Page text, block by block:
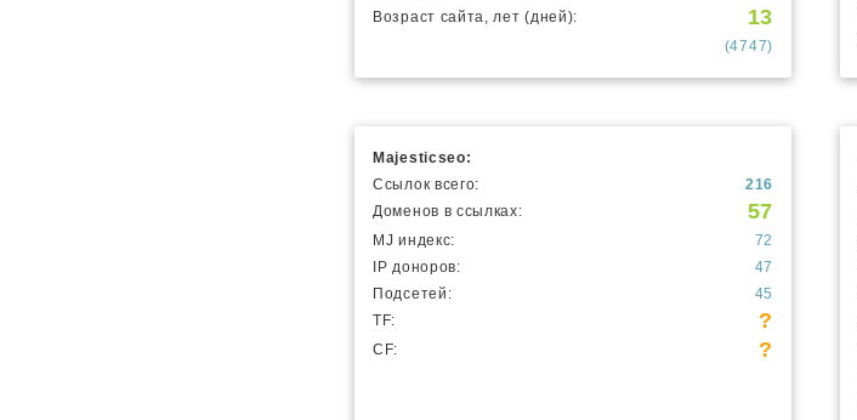
Возраст сайта, лет (дней):
13
(4747)
Majesticseo:
Ссылок всего:
216
Доменов в ссылках:
57
MJ индекс:
72
IP доноров:
47
Подсетей:
45
TF:
?
CF: ?